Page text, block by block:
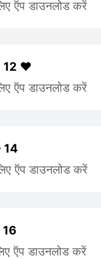
ऍप डाउनलोड करें
12 ♥️
ऍप डाउनलोड करें
14
ऍप डाउनलोड करें
16
ऍप डाउनलोड करें